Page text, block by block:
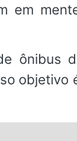
em
ônibus
objetivo